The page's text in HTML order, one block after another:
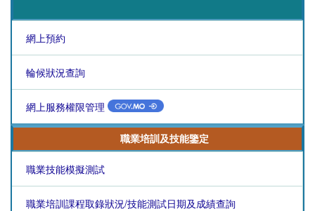
網上預約
輪候狀況查詢
網上服務權限管理
職業培訓及技能鑒定
職業技能模擬測試
職業培訓課程取錄狀況/技能測試日期及成績查詢